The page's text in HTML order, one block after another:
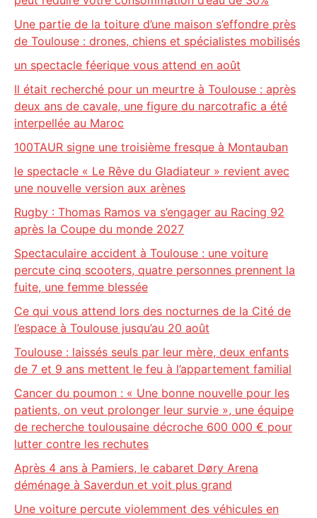
Une partie de la toiture d’une maison s’effondre près
de Toulouse : drones, chiens et spécialistes mobilisés
un spectacle féerique vous attend en août
Il était recherché pour un meurtre à Toulouse : après
deux ans de cavale, une figure du narcotrafic a été
interpellée au Maroc
100TAUR signe une troisième fresque à Montauban
le spectacle « Le Rêve du Gladiateur » revient avec
une nouvelle version aux arènes
Rugby : Thomas Ramos va s’engager au Racing 92
après la Coupe du monde 2027
Spectaculaire accident à Toulouse : une voiture
percute cinq scooters, quatre personnes prennent la
fuite, une femme blessée
Ce qui vous attend lors des nocturnes de la Cité de
l’espace à Toulouse jusqu’au 20 août
Toulouse : laissés seuls par leur mère, deux enfants
de 7 et 9 ans mettent le feu à l’appartement familial
Cancer du poumon : « Une bonne nouvelle pour les
patients, on veut prolonger leur survie », une équipe
de recherche toulousaine décroche 600 000 € pour
lutter contre les rechutes
Après 4 ans à Pamiers, le cabaret Døry Arena
déménage à Saverdun et voit plus grand
Une voiture percute violemment des véhicules en